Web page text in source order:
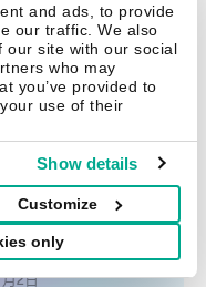
and ads, to provide
our traffic. We also
our site with our social
who may
you’ve provided to
use of their
Show details
Customize
only
6日
算机文件
会导致你丢掉工作。
2日